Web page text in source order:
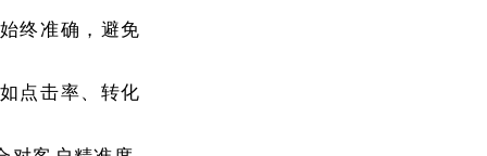
终准确，避免
点击率、转化